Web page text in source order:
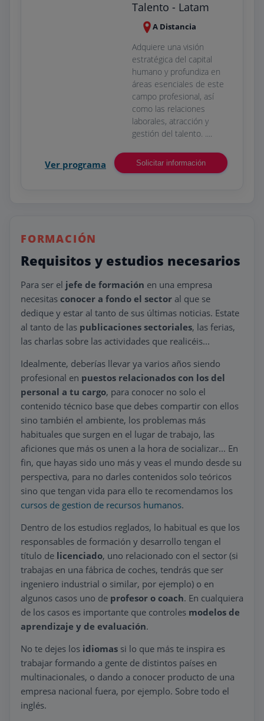
Talento - Latam
A Distancia
Adquiere una visión
estratégica del capital
humano y profundiza en
áreas esenciales de este
campo profesional, así
como las relaciones
laborales, atracción y
gestión del talento. ....
Ver programa Solicitar información
FORMACIÓN
Requisitos y estudios necesarios
Para ser el jefe de formación en una empresa
necesitas conocer a fondo el sector al que se
dedique y estar al tanto de sus últimas noticias. Estate
al tanto de las publicaciones sectoriales, las ferias,
las charlas sobre las actividades que realicéis...
Idealmente, deberías llevar ya varios años siendo
profesional en puestos relacionados con los del
personal a tu cargo, para conocer no solo el
contenido técnico base que debes compartir con ellos
sino también el ambiente, los problemas más
habituales que surgen en el lugar de trabajo, las
aficiones que más os unen a la hora de socializar... En
fin, que hayas sido uno más y veas el mundo desde su
perspectiva, para no darles contenidos solo teóricos
sino que tengan vida para ello te recomendamos los
cursos de gestion de recursos humanos.
Dentro de los estudios reglados, lo habitual es que los
responsables de formación y desarrollo tengan el
título de licenciado, uno relacionado con el sector (si
trabajas en una fábrica de coches, tendrás que ser
ingeniero industrial o similar, por ejemplo) o en
algunos casos uno de profesor o coach. En cualquiera
de los casos es importante que controles modelos de
aprendizaje y de evaluación.
No te dejes los idiomas si lo que más te inspira es
trabajar formando a gente de distintos países en
multinacionales, o dando a conocer producto de una
empresa nacional fuera, por ejemplo. Sobre todo el
inglés.